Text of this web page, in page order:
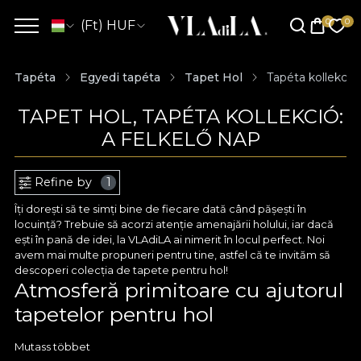
(Ft) HUF
Tapéta Egyedi tapéta Tapet Hol Tapéta
TAPET HOL, TAPÉTA KOLLEKCIÓ:
A FELKELŐ NAP
Refine by 1
Îți dorești să te simți bine de fiecare dată când pășești în
locuință? Trebuie să acorzi atenție amenajării holului, iar dacă
ești în pană de idei, la VLAdiLA ai nimerit în locul perfect. Noi
avem mai multe propuneri pentru tine, astfel că te invităm să
descoperi colecția de tapete pentru hol!
Atmosferă primitoare cu ajutorul
tapetelor pentru hol
Tapetul pentru hol este o cale excelentă spre un decor
Mutass többet